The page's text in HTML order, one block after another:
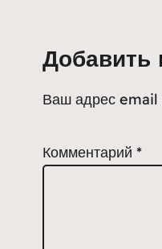
Добавить
Ваш адрес email
Комментарий *